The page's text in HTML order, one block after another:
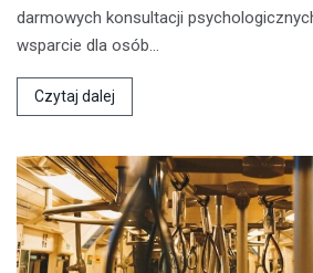
darmowych konsultacji
wsparcie dla osób…
Czytaj dalej